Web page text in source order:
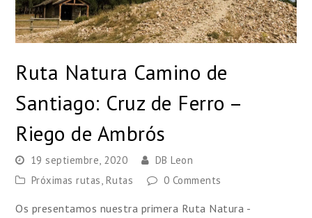
Ruta Natura Camino de
Santiago: Cruz de Ferro –
Riego de Ambrós
19 septiembre, 2020
DB Leon
Próximas rutas, Rutas 0 Comments
Os presentamos nuestra primera Ruta Natura -